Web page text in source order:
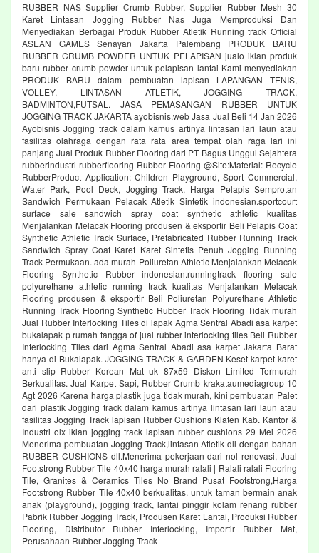
RUBBER NAS Supplier Crumb Rubber, Supplier Rubber Mesh 30
Karet Lintasan Jogging Rubber Nas Juga Memproduksi Dan
Menyediakan Berbagai Produk Rubber Atletik Running track Official
ASEAN GAMES Senayan Jakarta Palembang PRODUK BARU
RUBBER CRUMB POWDER UNTUK PELAPISAN jualo iklan produk
baru rubber crumb powder untuk pelapisan lantai Kami menyediakan
PRODUK BARU dalam pembuatan lapisan LAPANGAN TENIS,
VOLLEY, LINTASAN ATLETIK, JOGGING TRACK,
BADMINTON,FUTSAL. JASA PEMASANGAN RUBBER UNTUK
JOGGING TRACK JAKARTA ayobisnis.web Jasa Jual Beli 14 Jan 2026
Ayobisnis Jogging track dalam kamus artinya lintasan lari laun atau
fasilitas olahraga dengan rata rata area tempat olah raga lari ini
panjang Jual Produk Rubber Flooring dari PT Bagus Unggul Sejahtera
rubberindustri rubberflooring Rubber Flooring @Site:Material: Recycle
RubberProduct Application: Children Playground, Sport Commercial,
Water Park, Pool Deck, Jogging Track, Harga Pelapis Semprotan
Sandwich Permukaan Pelacak Atletik Sintetik indonesian.sportcourt
surface sale sandwich spray coat synthetic athletic kualitas
Menjalankan Melacak Flooring produsen & eksportir Beli Pelapis Coat
Synthetic Athletic Track Surface, Prefabricated Rubber Running Track
Sandwich Spray Coat Karet Karet Sintetis Penuh Jogging Running
Track Permukaan. ada murah Poliuretan Athletic Menjalankan Melacak
Flooring Synthetic Rubber indonesian.runningtrack flooring sale
polyurethane athletic running track kualitas Menjalankan Melacak
Flooring produsen & eksportir Beli Poliuretan Polyurethane Athletic
Running Track Flooring Synthetic Rubber Track Flooring Tidak murah
Jual Rubber Interlocking Tiles di lapak Agma Sentral Abadi asa karpet
bukalapak p rumah tangga of jual rubber interlocking tiles Beli Rubber
Interlocking Tiles dari Agma Sentral Abadi asa karpet Jakarta Barat
hanya di Bukalapak. JOGGING TRACK & GARDEN Keset karpet karet
anti slip Rubber Korean Mat uk 87x59 Diskon Limited Termurah
Berkualitas. Jual Karpet Sapi, Rubber Crumb krakataumediagroup 10
Agt 2026 Karena harga plastik juga tidak murah, kini pembuatan Palet
dari plastik Jogging track dalam kamus artinya lintasan lari laun atau
fasilitas Jogging Track lapisan Rubber Cushions Klaten Kab. Kantor &
Industri olx iklan jogging track lapisan rubber cushions 29 Mei 2026
Menerima pembuatan Jogging Track,lintasan Atletik dll dengan bahan
RUBBER CUSHIONS dll.Menerima pekerjaan dari nol renovasi, Jual
Footstrong Rubber Tile 40x40 harga murah ralali | Ralali ralali Flooring
Tile, Granites & Ceramics Tiles No Brand Pusat Footstrong,Harga
Footstrong Rubber Tile 40x40 berkualitas. untuk taman bermain anak
anak (playground), jogging track, lantai pinggir kolam renang rubber
Pabrik Rubber Jogging Track, Produsen Karet Lantai, Produksi Rubber
Flooring, Distributor Rubber Interlocking, Importir Rubber Mat,
Perusahaan Rubber Jogging Track